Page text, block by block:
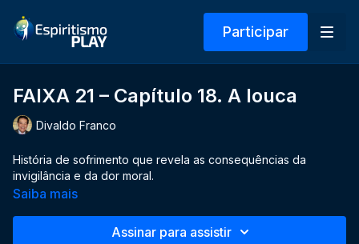
Participar
FAIXA 21 – Capítulo 18. A louca
Divaldo Franco
História de sofrimento que revela as consequências da
invigilância e da dor moral.
Saiba mais
Assinar para assistir